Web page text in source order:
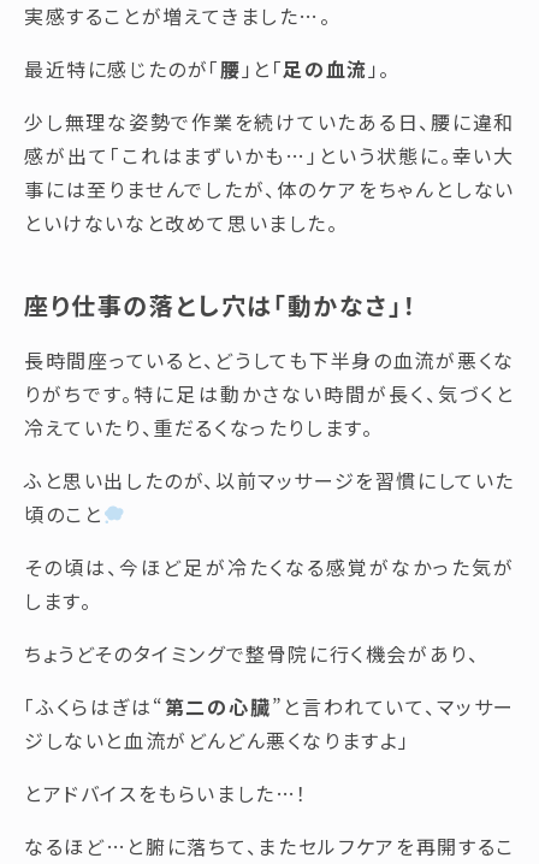
実感することが増えてきました…。
最近特に感じたのが「腰 」と「足の血流 」。
少し無理な姿勢で作業を続けていたある日、腰に違和
感が出て「これはまずいかも…」という状態に。幸い大
事には至りませんでしたが、体のケアをちゃんとしない
といけないなと改めて思いました。
座り仕事の落とし穴は「動かなさ」！
長時間座っていると、どうしても下半身の血流が悪くな
りがちです。特に足は動かさない時間が長く、気づくと
冷えていたり、重だるくなったりします。
ふと思い出したのが、以前マッサージを習慣にしていた
頃のこと
その頃は、今ほど足が冷たくなる感覚がなかった気が
します。
ちょうどそのタイミングで整骨院に行く機会があり、
「ふくらはぎは“第二の心臓”と言われていて、マッサー
ジしないと血流がどんどん悪くなりますよ」
とアドバイスをもらいました…！
なるほど…と腑に落ちて、またセルフケアを再開するこ